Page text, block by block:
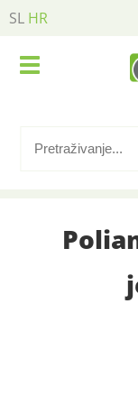
SL HR